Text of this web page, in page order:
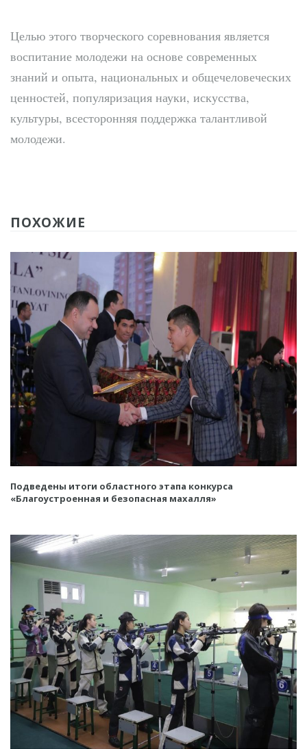
Целью этого творческого соревнования является
воспитание молодежи на основе современных
знаний и опыта, национальных и общечеловеческих
ценностей, популяризация науки, искусства,
культуры, всесторонняя поддержка талантливой
молодежи.
ПОХОЖИЕ
Подведены итоги областного этапа конкурса
«Благоустроенная и безопасная махалля»